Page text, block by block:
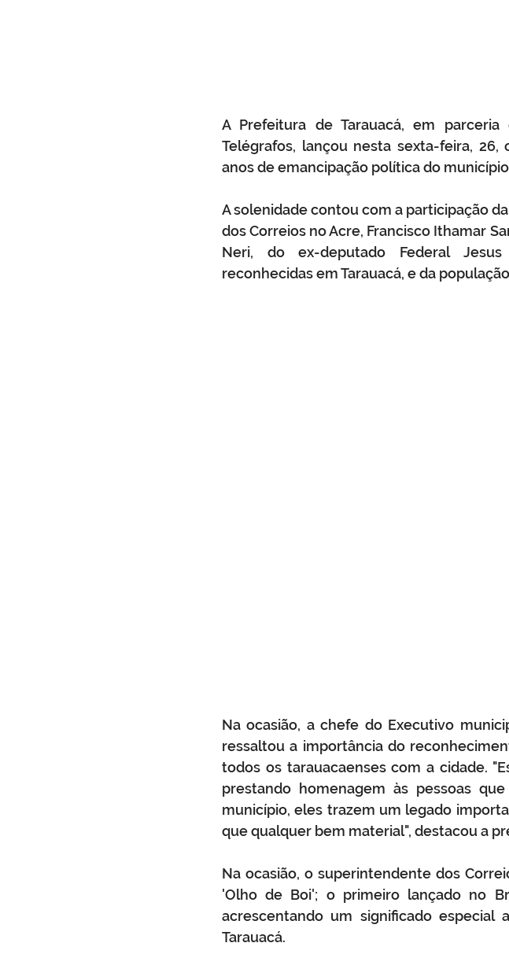
A Prefeitura de Tarauacá, em
Telégrafos, lançou nesta sexta-feira, 26,
anos de emancipação política do
A solenidade contou com a participação
dos Correios no Acre, Francisco Ithamar
Neri, do ex-deputado Federal
reconhecidas em Tarauacá, e da
Na ocasião, a chefe do Executivo
ressaltou a importância do
todos os tarauacaenses com a cidade.
prestando homenagem às pessoas
município, eles trazem um legado
que qualquer bem material", destacou a
Na ocasião, o superintendente dos
'Olho de Boi'; o primeiro lançado no
acrescentando um significado especial
Tarauacá.